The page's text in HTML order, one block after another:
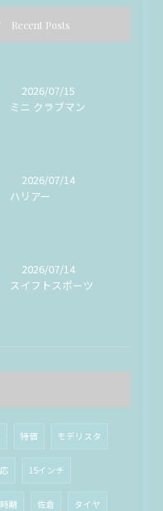
Recent Posts
2026/07/15
ミニ クラブマン
2026/07/14
ハリアー
2026/07/14
スイフトスポーツ
特価 モデリスタ
15インチ
期 佐倉 タイヤ